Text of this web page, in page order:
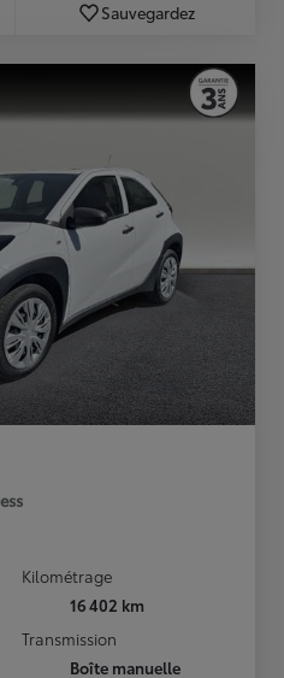
Sauvegardez
Kilométrage
16 402 km
Transmission
Boîte manuelle